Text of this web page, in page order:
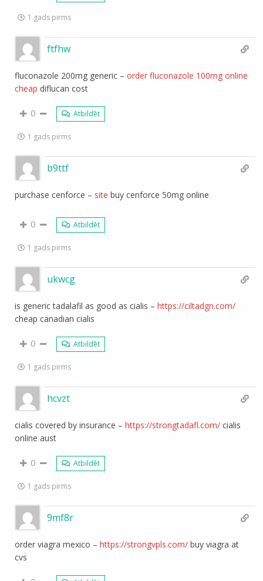
1 gads pirms
ftfhw
fluconazole 200mg generic –order fluconazole 100mg online
cheap diflucan cost
0 Atbildēt
1 gads pirms
b9ttf
purchase cenforce – site buy cenforce 50mg online
0 Atbildēt
1 gads pirms
ukwcg
is generic tadalafil as good as cialis –https://ciltadgn.com/
cheap canadian cialis
0 Atbildēt
1 gads pirms
hcvzt
cialis covered by insurance –https://strongtadafl.com/ cialis
online aust
0 Atbildēt
1 gads pirms
9mf8r
order viagra mexico –https://strongvpls.com/ buy viagra at
cvs